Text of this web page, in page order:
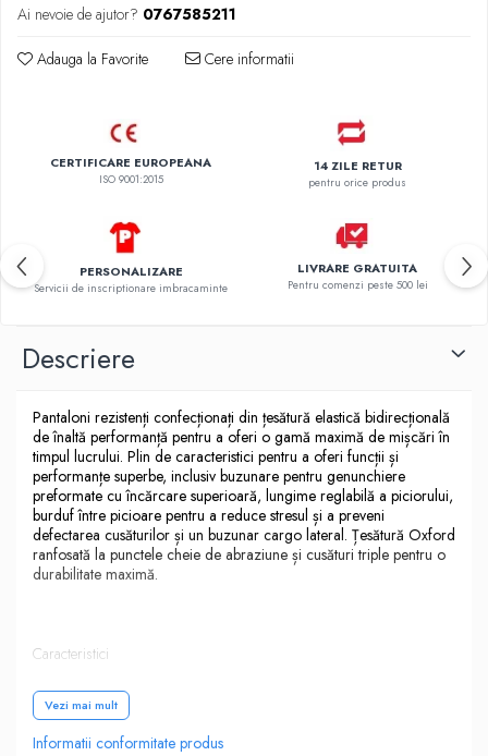
Ai nevoie de ajutor? 0767585211
Adauga la Favorite Cere informatii
CERTIFICARE EUROPEANA
ISO 9001:2015
14 ZILE RETUR
pentru orice produs
PERSONALIZARE
Servicii de inscriptionare imbracaminte
LIVRARE GRATUITA
Pentru comenzi peste 500 lei
Descriere
Pantaloni rezistenți confecționați din țesătură elastică bidirecțională
de înaltă performanță pentru a oferi o gamă maximă de mișcări în
timpul lucrului. Plin de caracteristici pentru a oferi funcții și
performanțe superbe, inclusiv buzunare pentru genunchiere
preformate cu încărcare superioară, lungime reglabilă a piciorului,
burduf între picioare pentru a reduce stresul și a preveni
defectarea cusăturilor și un buzunar cargo lateral. Țesătură Oxford
ranfosată la punctele cheie de abraziune și cusături triple pentru o
durabilitate maximă.
Caracteristici
Țesătură elastică din sârmă cu intindere in doua parti pentru
o mai ușoară mișcare și un plus de confort
Vezi mai mult
Informatii conformitate produs